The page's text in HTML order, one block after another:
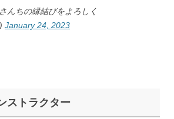
んちの縁結びをよろしく
January 24, 2023
ストラクター